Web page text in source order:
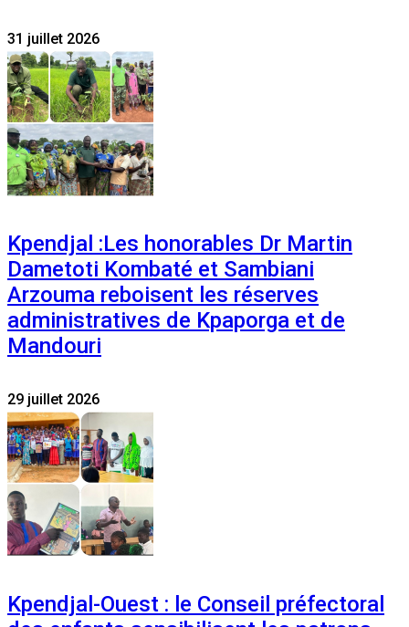
31 juillet 2026
Kpendjal :Les honorables Dr Martin
Dametoti Kombaté et Sambiani
Arzouma reboisent les réserves
administratives de Kpaporga et de
Mandouri
29 juillet 2026
Kpendjal-Ouest : le Conseil préfectoral